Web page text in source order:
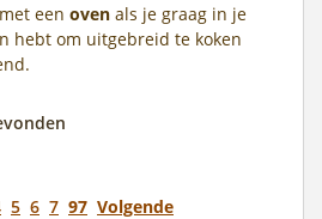
een oven als je graag in je
hebt om uitgebreid te koken
5 6 7 97 Volgende